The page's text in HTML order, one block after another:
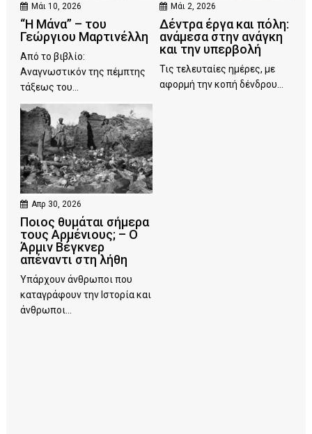
Μάι 10, 2026
“Η Μάνα” – του
Γεώργιου Μαρτινέλλη
Από το βιβλίο:
Αναγνωστικόν της πέμπτης
τάξεως του...
Μάι 2, 2026
Δέντρα έργα και πόλη:
ανάμεσα στην ανάγκη
και την υπερβολή
Τις τελευταίες ημέρες, με
αφορμή την κοπή δένδρου...
Απρ 30, 2026
Ποιος θυμάται σήμερα
τους Αρμένιους; – Ο
Άρμιν Βέγκνερ
απέναντι στη λήθη
Υπάρχουν άνθρωποι που
καταγράφουν την Ιστορία και
άνθρωποι...